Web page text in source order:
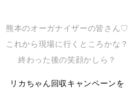
熊本のオーガナイザーの皆さん♡
これから現場に行くところかな？
終わった後の笑顔かしら？
リカちゃん回収キャンペーンを